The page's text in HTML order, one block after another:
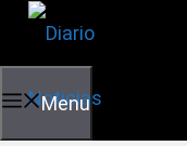
Skip
Menu